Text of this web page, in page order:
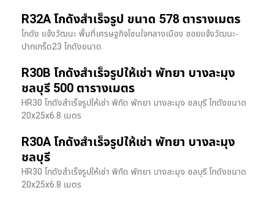
R32A โกดังสำเร็จรูป ขนาด 578 ตารางเมตร
โกดัง แจ้งวัฒนะ พื้นที่เศรษฐกิจโซนใจกลางเมือง ซอยแจ้งวัฒนะ-
ปากเกร็ด23 โกดังขนาด
R30B โกดังสำเร็จรูปให้เช่า พัทยา บางละมุง
ชลบุรี 500 ตารางเมตร
HR30 โกดังสำเร็จรูปให้เช่า พิกัด พัทยา บางละมุง ชลบุรี โกดังขนาด
20x25x6.8 เมตร
R30A โกดังสำเร็จรูปให้เช่า พัทยา บางละมุง
ชลบุรี
HR30 โกดังสำเร็จรูปให้เช่า พิกัด พัทยา บางละมุง ชลบุรี โกดังขนาด
20x25x6.8 เมตร